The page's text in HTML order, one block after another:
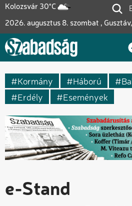
Ugrás
tartalomra
Kolozsvár 30°C
2026. augusztus 8. szombat ,
Kormány Háború
Erdély
Események
e-Stand